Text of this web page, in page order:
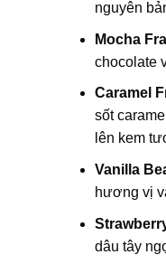
nguyên
Mocha
chocolate
Caramel
sốt
lên kem
Vanilla
hương vị
dâu tây